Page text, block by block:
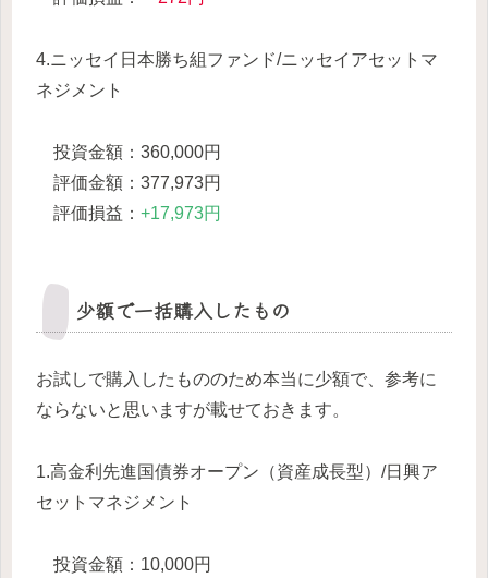
4.ニッセイ日本勝ち組ファンド/ニッセイアセットマ
ネジメント
投資金額：360,000円
評価金額：377,973円
評価損益： +17,973円
少額で一括購入したもの
お試しで購入したもののため本当に少額で、参考に
ならないと思いますが載せておきます。
1.高金利先進国債券オープン（資産成長型）/日興ア
セットマネジメント
投資金額：10,000円